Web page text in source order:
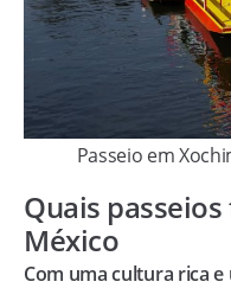
Passeio em
Quais
México
Com uma cultura rica